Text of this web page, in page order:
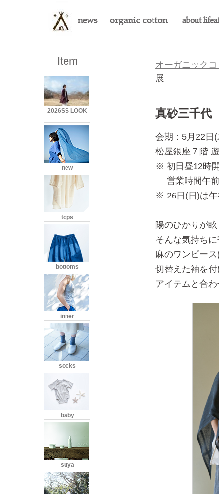
オーガニック
展
真砂三千
会期：5月22日
松屋銀座７階
※ 初日昼12時
営業時間午前
※ 26日(日)は
陽のひかりが
そんな気持ち
麻のワンピー
切替えた袖を
アイテムと合
Item
2026SS LOOK
new
tops
bottoms
inner
socks
baby
suya